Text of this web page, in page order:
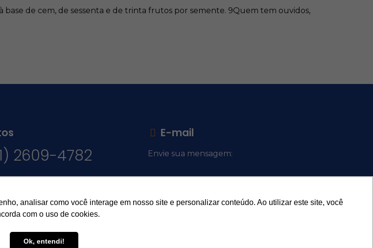
analisar como você interage em nosso site e personalizar conteúdo. Ao utilizar este site, você
com o uso de cookies.
Ok, entendi!
de cem, de sessenta e de trinta frutos por semente. 9Quem tem ouvidos,
2609-4782
E-mail
Envie sua mensagem: